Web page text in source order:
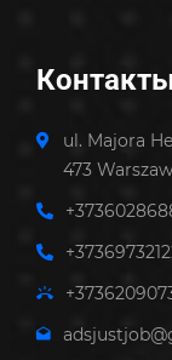
ul. Majora
473